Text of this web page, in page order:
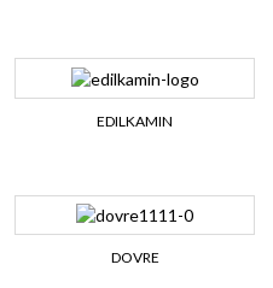
EDILKAMIN
DOVRE